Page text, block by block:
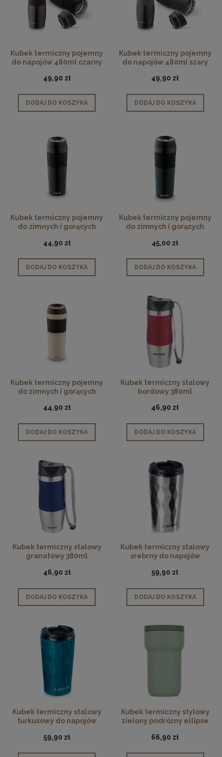
Kubek termiczny pojemny
do napojów 480ml czarny
49,90 zł
DODAJ DO KOSZYKA
Kubek termiczny pojemny
do napojów 480ml szary
49,90 zł
DODAJ DO KOSZYKA
Kubek termiczny pojemny
do zimnych i gorących
44,90 zł
DODAJ DO KOSZYKA
Kubek termiczny pojemny
do zimnych i gorących
45,00 zł
DODAJ DO KOSZYKA
Kubek termiczny pojemny
do zimnych i gorących
44,90 zł
DODAJ DO KOSZYKA
Kubek termiczny stalowy
bordowy 380ml
46,90 zł
DODAJ DO KOSZYKA
Kubek termiczny stalowy
granatowy 380ml
46,90 zł
DODAJ DO KOSZYKA
Kubek termiczny stalowy
srebrny do napojów
59,90 zł
DODAJ DO KOSZYKA
Kubek termiczny stalowy
turkusowy do napojów
59,90 zł
Kubek termiczny stylowy
zielony podróżny ellipse
66,90 zł